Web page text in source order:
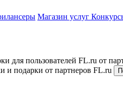
Магазин услуг
для пользователей FL.ru от
и подарки от партнеров FL.ru